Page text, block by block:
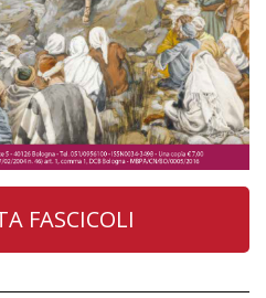
FASCICOLI